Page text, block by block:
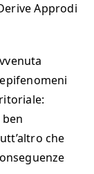
Approdi
che